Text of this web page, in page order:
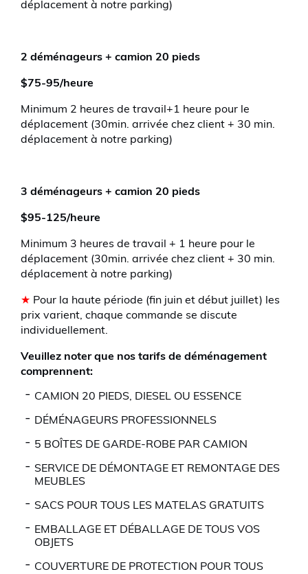
déplacement à notre parking)
2 déménageurs + camion 20 pieds
$75-95/heure
Minimum 2 heures de travail+1 heure pour le
déplacement (30min. arrivée chez client + 30 min.
déplacement à notre parking)
3 déménageurs + camion 20 pieds
$95-125/heure
Minimum 3 heures de travail + 1 heure pour le
déplacement (30min. arrivée chez client + 30 min.
déplacement à notre parking)
★ Pour la haute période (fin juin et début juillet) les
prix varient, chaque commande se discute
individuellement.
Veuillez noter que nos tarifs de déménagement
comprennent:
CAMION 20 PIEDS, DIESEL OU ESSENCE
DÉMÉNAGEURS PROFESSIONNELS
5 BOÎTES DE GARDE-ROBE PAR CAMION
SERVICE DE DÉMONTAGE ET REMONTAGE DES
MEUBLES
SACS POUR TOUS LES MATELAS GRATUITS
EMBALLAGE ET DÉBALLAGE DE TOUS VOS
OBJETS
COUVERTURE DE PROTECTION POUR TOUS